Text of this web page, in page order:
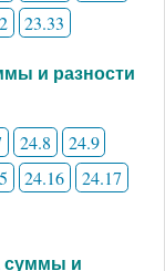
23.33
и разности
24.8
24.9
24.16
24.17
суммы и